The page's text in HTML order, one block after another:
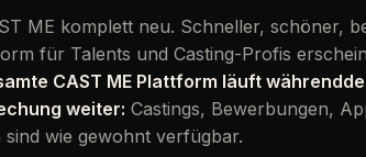
ME komplett neu. Schneller, schöner,
für Talents und Casting-Profis
CAST ME Plattform läuft
weiter: Castings, Bewerbungen,
wie gewohnt verfügbar.